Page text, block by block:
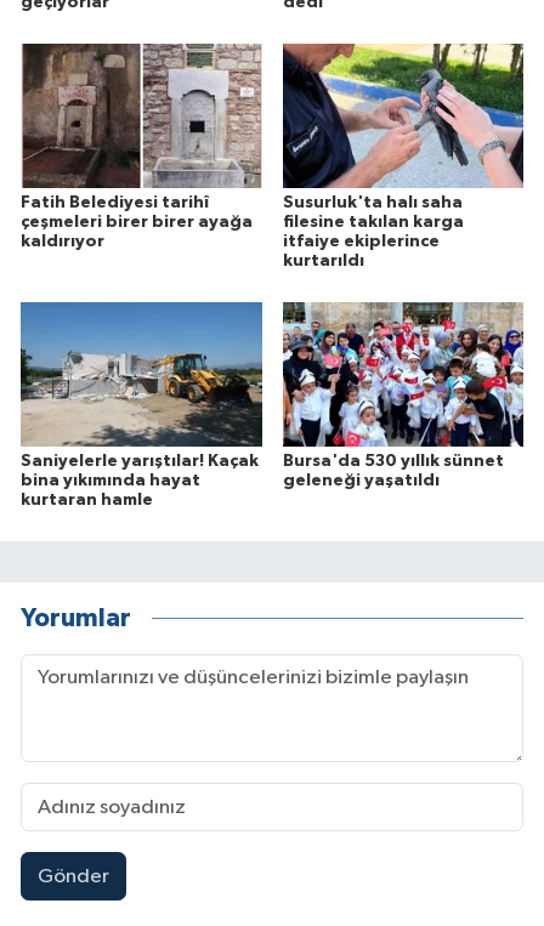
Fatih Belediyesi tarihî
çeşmeleri birer birer ayağa
kaldırıyor
Susurluk'ta halı saha
filesine takılan karga
itfaiye ekiplerince
kurtarıldı
Saniyelerle yarıştılar! Kaçak
bina yıkımında hayat
kurtaran hamle
Bursa'da 530 yıllık sünnet
geleneği yaşatıldı
Yorumlar
Gönder